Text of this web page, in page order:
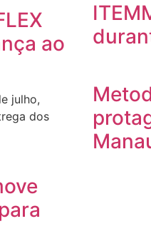
ao
julho,
dos